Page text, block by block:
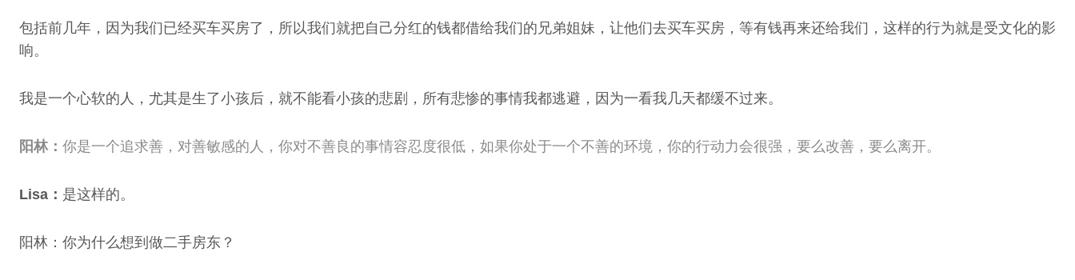
包括前几年，因为我们已经买车买房了，所以我们就把自己分红的钱都借给我们的兄弟姐妹，让他们去买车买房，等有钱再来还给我们，这样的行为就是受文化的影
响。
我是一个心软的人，尤其是生了小孩后，就不能看小孩的悲剧，所有悲惨的事情我都逃避，因为一看我几天都缓不过来。
阳林： 你是一个追求善，对善敏感的人，你对不善良的事情容忍度很低，如果你处于一个不善的环境，你的行动力会很强，要么改善，要么离开。
Lisa： 是这样的。
阳林：你为什么想到做二手房东？